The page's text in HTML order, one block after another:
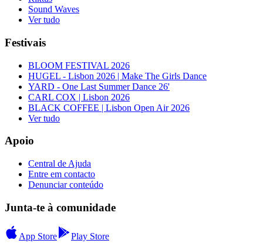
Sound Waves
Ver tudo
Festivais
BLOOM FESTIVAL 2026
HUGEL - Lisbon 2026 | Make The Girls Dance
YARD - One Last Summer Dance 26'
CARL COX | Lisbon 2026
BLACK COFFEE | Lisbon Open Air 2026
Ver tudo
Apoio
Central de Ajuda
Entre em contacto
Denunciar conteúdo
Junta-te à comunidade
App Store Play Store